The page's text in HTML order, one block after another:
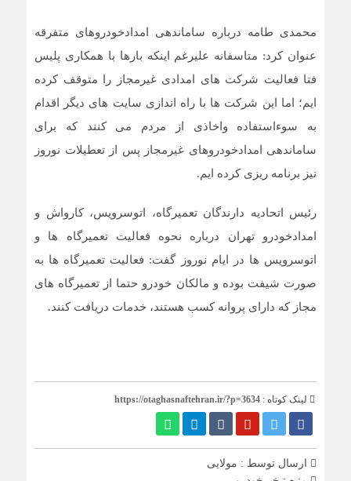
محمدی طامه درباره ساماندهی امدادخودروهای متفرقه
عنوان کرد: متاسفانه علیرغم اینکه بارها با همکاری پلیس
فتا فعالیت شرکت های امدادی غیرمجاز را متوقف کرده
ایم؛ اما این شرکت ها با راه اندازی سایت های دیگر اقدام
به سوءاستفاده و‌اخاذی از مردم می کنند که برای
ساماندهی امدادخودروهای غیرمجاز پس از تعطیلات نوروز
نیز برنامه ریزی کرده ایم.
رئيس اتحاديه دارندگان تعميرگاه، اتوسرويس، كارواش و
امدادخودرو تهران درباره نحوه فعالیت تعمیرگاه ها و‌
اتوسرویس ها در ایام نوروز گفت: فعالیت تعمیرگاه ها به
صورت شیفت بوده و مالکان خودرو حتما از تعمیرگاه های
مجاز که دارای پروانه کسب هستند، خدمات دریافت کنند.
لینک کوتاه : https://otaghasnaftehran.ir/?p=3634
ارسال توسط : مولایی